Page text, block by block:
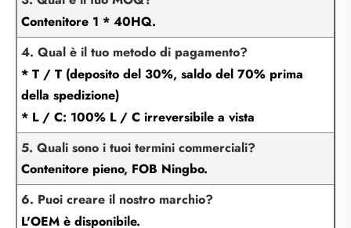
Contenitore 1 * 40HQ.
4. Qual è il tuo metodo di pagamento?
* T / T (deposito del 30%, saldo del 70% prima
della spedizione)
* L / C: 100% L / C irreversibile a vista
5. Quali sono i tuoi termini commerciali?
Contenitore pieno, FOB Ningbo.
6. Puoi creare il nostro marchio?
L'OEM è disponibile.